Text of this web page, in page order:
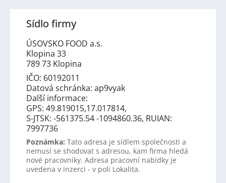
Sídlo firmy
ÚSOVSKO FOOD a.s.
Klopina 33
789 73 Klopina
IČO: 60192011
Datová schránka: ap9vyak
Další informace:
GPS: 49.819015,17.017814,
S-JTSK: -561375.54 -1094860.36, RUIAN:
7997736
Poznámka: Tato adresa je sídlem společnosti a
nemusí se shodovat s adresou, kam firma hledá
nové pracovníky. Adresa pracovní nabídky je
uvedena v inzerci - v poli Lokalita.